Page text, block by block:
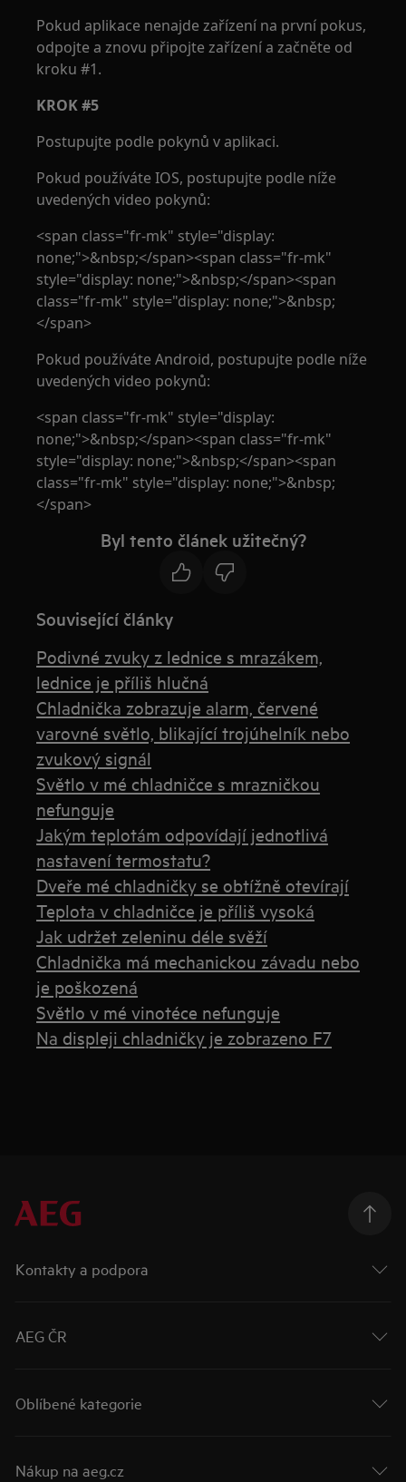
Pokud aplikace nenajde zařízení na první pokus,
odpojte a znovu připojte zařízení a začněte od
kroku #1.
KROK #5
Postupujte podle pokynů v aplikaci.
Pokud používáte IOS, postupujte podle níže
uvedených video pokynů:
<span class="fr-mk" style="display:
none;">&nbsp;</span><span class="fr-mk"
style="display: none;">&nbsp;</span><span
class="fr-mk" style="display: none;">&nbsp;
</span>
Pokud používáte Android, postupujte podle níže
uvedených video pokynů:
<span class="fr-mk" style="display:
none;">&nbsp;</span><span class="fr-mk"
style="display: none;">&nbsp;</span><span
class="fr-mk" style="display: none;">&nbsp;
</span>
Byl tento článek užitečný?
Související články
Podivné zvuky z lednice s mrazákem,
lednice je příliš hlučná
Chladnička zobrazuje alarm, červené
varovné světlo, blikající trojúhelník nebo
zvukový signál
Světlo v mé chladničce s mrazničkou
nefunguje
Jakým teplotám odpovídají jednotlivá
nastavení termostatu?
Dveře mé chladničky se obtížně otevírají
Teplota v chladničce je příliš vysoká
Jak udržet zeleninu déle svěží
Chladnička má mechanickou závadu nebo
je poškozená
Světlo v mé vinotéce nefunguje
Na displeji chladničky je zobrazeno F7
Kontakty a podpora
AEG ČR
Oblíbené kategorie
Nákup na aeg.cz